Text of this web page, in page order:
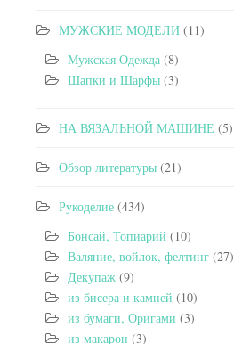
МУЖСКИЕ МОДЕЛИ (11)
Мужская Одежда (8)
Шапки и Шарфы (3)
НА ВЯЗАЛЬНОЙ МАШИНЕ (5)
Обзор литературы (21)
Рукоделие (434)
Бонсай, Топиарий (10)
Валяние, войлок, фелтинг (27)
Декупаж (9)
из бисера и камней (10)
из бумаги, Оригами (3)
из макарон (3)